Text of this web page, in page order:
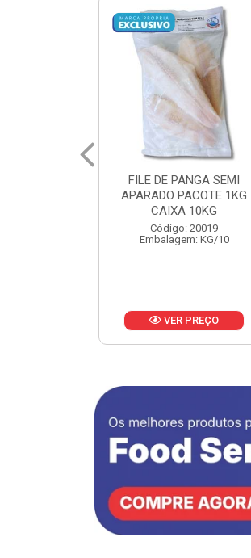
POLACA DESFIADA
PESCAMARES PCT5KG
CX10KG
Código: 20161
Embalagem: KG/10
VER PREÇO